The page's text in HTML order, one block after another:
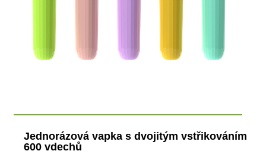
Jednorázová vapka s dvojitým vstřikováním
600 vdechů